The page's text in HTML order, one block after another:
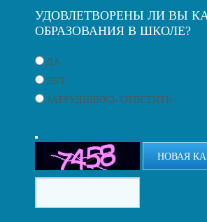
УДОВЛЕТВОРЕНЫ ЛИ ВЫ
ОБРАЗОВАНИЯ В ШКОЛЕ?
ДА
НЕТ
ЗАТРУДНЯЮСЬ ОТВЕТИТЬ
НОВАЯ